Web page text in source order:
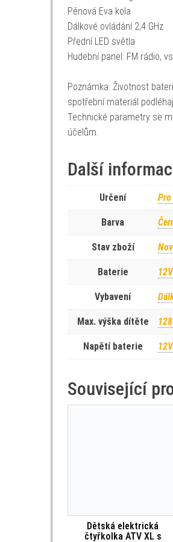
Pěnová Eva kola
Dálkové ovládání 2,4 GHz
Přední LED světla
Hudební panel: FM rádio,
Poznámka: Životnost
spotřební materiál
Technické parametry se
účelům.
Další
Určení
Barva
Stav zboží
Baterie
Vybavení
Max. výška dítěte
Napětí baterie 12V
Související
Dětská elektrická
čtyřkolka ATV XL s